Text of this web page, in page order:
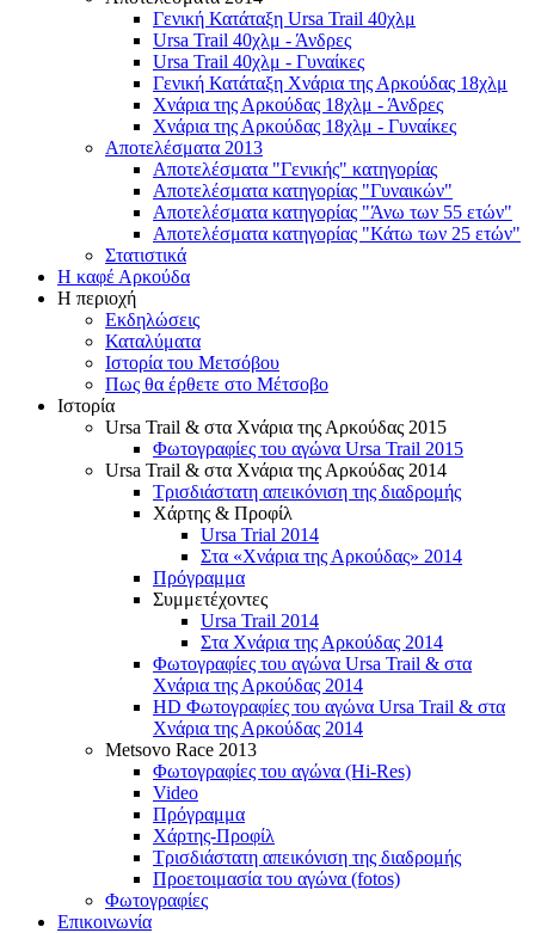
Γενική Κατάταξη Ursa Trail 40χλμ
Ursa Trail 40χλμ - Άνδρες
Ursa Trail 40χλμ - Γυναίκες
Γενική Κατάταξη Χνάρια της Αρκούδας 18χλμ
Χνάρια της Αρκούδας 18χλμ - Άνδρες
Χνάρια της Αρκούδας 18χλμ - Γυναίκες
Αποτελέσματα 2013
Αποτελέσματα "Γενικής" κατηγορίας
Αποτελέσματα κατηγορίας "Γυναικών"
Αποτελέσματα κατηγορίας "Άνω των 55 ετών"
Αποτελέσματα κατηγορίας "Κάτω των 25 ετών"
Στατιστικά
Η καφέ Αρκούδα
Η περιοχή
Εκδηλώσεις
Καταλύματα
Ιστορία του Μετσόβου
Πως θα έρθετε στο Μέτσοβο
Ιστορία
Ursa Trail & στα Χνάρια της Αρκούδας 2015
Φωτογραφίες του αγώνα Ursa Trail 2015
Ursa Trail & στα Χνάρια της Αρκούδας 2014
Τρισδιάστατη απεικόνιση της διαδρομής
Χάρτης & Προφίλ
Ursa Trial 2014
Στα «Χνάρια της Αρκούδας» 2014
Πρόγραμμα
Συμμετέχοντες
Ursa Trail 2014
Στα Χνάρια της Αρκούδας 2014
Φωτογραφίες του αγώνα Ursa Trail & στα
Χνάρια της Αρκούδας 2014
HD Φωτογραφίες του αγώνα Ursa Trail & στα
Χνάρια της Αρκούδας 2014
Metsovo Race 2013
Φωτογραφίες του αγώνα (Hi-Res)
Video
Πρόγραμμα
Χάρτης-Προφίλ
Τρισδιάστατη απεικόνιση της διαδρομής
Προετοιμασία του αγώνα (fotos)
Φωτογραφίες
Επικοινωνία